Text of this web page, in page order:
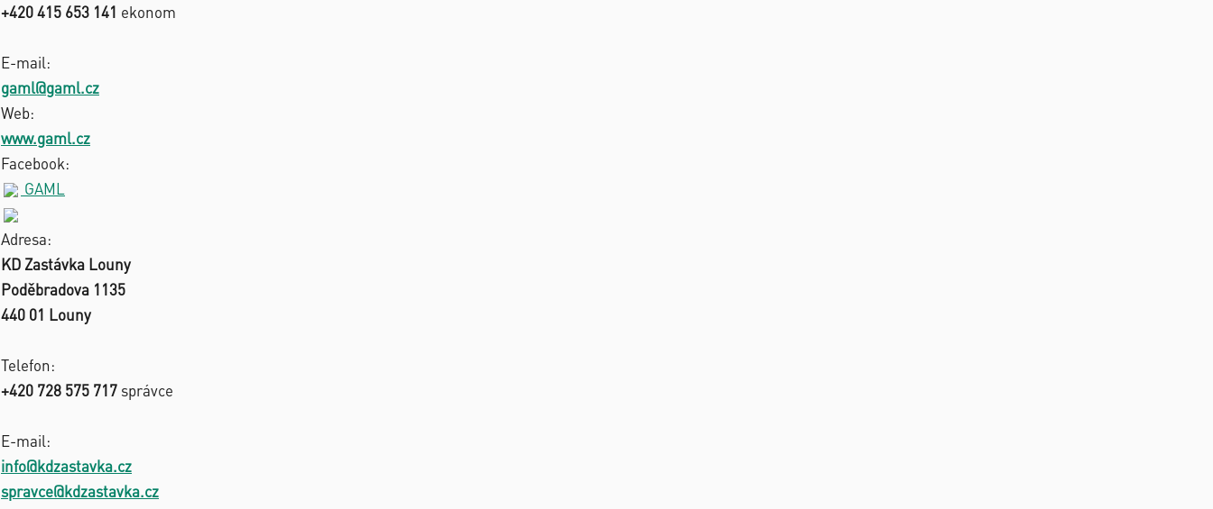
+420 415 653 141 ekonom
E-mail:
gaml@gaml.cz
Web:
www.gaml.cz
Facebook:
GAML
Adresa:
KD Zastávka Louny
Poděbradova 1135
440 01 Louny
Telefon:
+420 728 575 717 správce
E-mail:
info@kdzastavka.cz
spravce@kdzastavka.cz